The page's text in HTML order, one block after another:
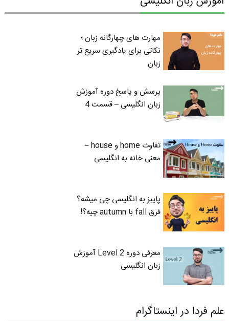
مهارت های چهارگانه زبان ؛
نکاتی برای یادگیری سریع تر
زبان
پرسش و پاسخ دوره آموزش
زبان انگلیسی – قسمت 4
تفاوت home و house –
معنی خانه به انگلیسی
پاییز به انگلیسی چی میشه؟
فرق fall با autumn چیه؟!
معرفی دوره Level 2 آموزش
زبان انگلیسی
علم فردا در اینستاگرام